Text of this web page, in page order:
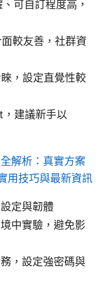
可自訂程度高，
較友善，社群資
，設定直覺性較
建議新手以
解析：真實方案
用技巧與最新資訊
定與韌體
中實驗，避免影
，設定強密碼與